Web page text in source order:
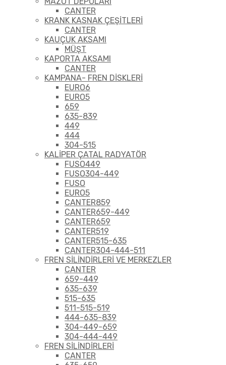
CANTER
KRANK KASNAK ÇEŞİTLERİ
CANTER
KAUÇUK AKSAMI
MÜŞT
KAPORTA AKSAMI
CANTER
KAMPANA- FREN DİSKLERİ
EURO6
EURO5
659
635-839
449
444
304-515
KALİPER ÇATAL RADYATÖR
FUSO449
FUSO304-449
FUSO
EURO5
CANTER859
CANTER659-449
CANTER659
CANTER519
CANTER515-635
CANTER304-444-511
FREN SİLİNDİRLERİ VE MERKEZLER
CANTER
659-449
635-639
515-635
511-515-519
444-635-839
304-449-659
304-444-449
FREN SİLİNDİRLERİ
CANTER